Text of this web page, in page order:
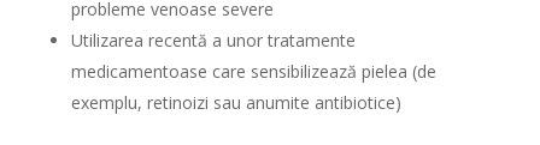
probleme venoase severe
Utilizarea recentă a unor tratamente
medicamentoase care sensibilizează pielea (de
exemplu, retinoizi sau anumite antibiotice)